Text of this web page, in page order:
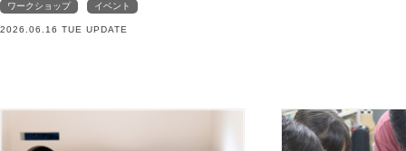
ワークショップ イベント
2026.06.16 TUE UPDATE